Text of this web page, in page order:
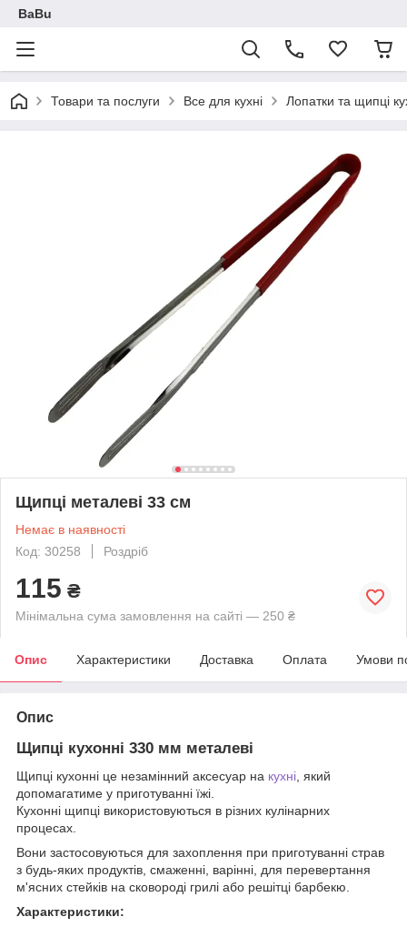
BaBu
Товари та послуги Все для кухні Лопатки та щипці
Щипці металеві 33 см
Немає в наявності
Код: 30258
Роздріб
115 ₴
Мінімальна сума замовлення на сайті — 250 ₴
Опис Характеристики Доставка Оплата Умови
Опис
Щипці кухонні 330 мм металеві
Щипці кухонні це незамінний аксесуар на кухні , який
допомагатиме у приготуванні їжі.
Кухонні щипці використовуються в різних кулінарних
процесах.
Вони застосовуються для захоплення при приготуванні страв
з будь-яких продуктів, смаженні, варінні, для перевертання
м'ясних стейків на сковороді грилі або решітці барбекю.
Характеристики: